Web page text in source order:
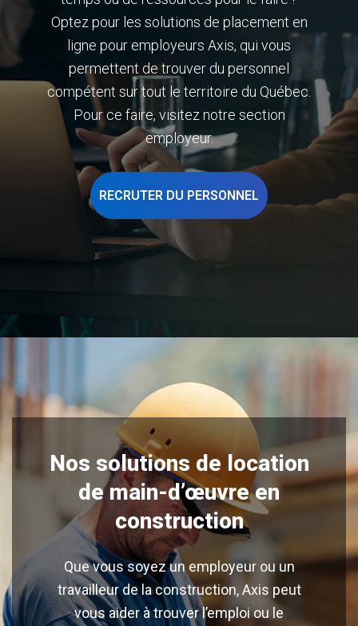
Optez pour les solutions de placement en
ligne pour employeurs Axis, qui vous
permettent de trouver du personnel
compétent sur tout le territoire du Québec.
Pour ce faire, visitez notre section
employeur.
RECRUTER DU PERSONNEL
Nos solutions de location
de main-d’œuvre en
construction
Que vous soyez un employeur ou un
travailleur de la construction, Axis peut
vous aider à trouver l’emploi ou le